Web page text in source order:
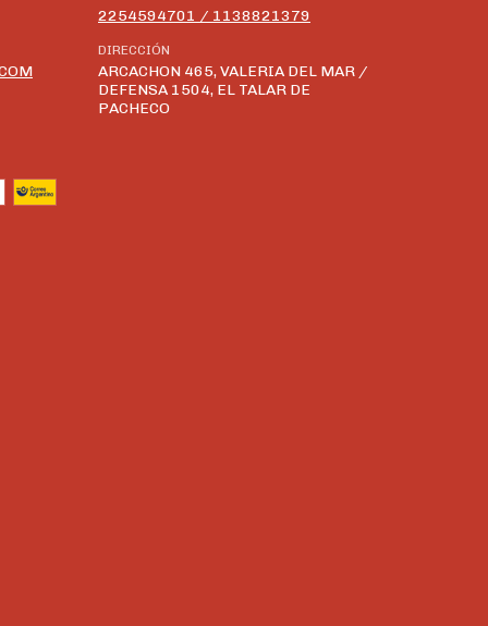
2254594701 / 1138821379
DIRECCIÓN
ARCACHON 465, VALERIA DEL MAR /
DEFENSA 1504, EL TALAR DE
PACHECO